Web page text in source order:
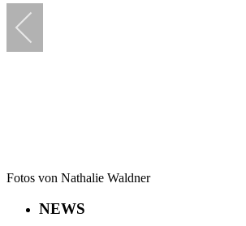
Fotos von Nathalie Waldner
NEWS